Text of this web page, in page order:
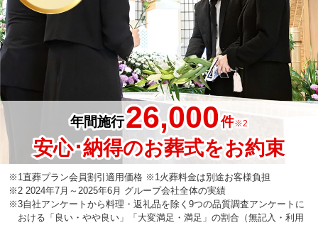
年間施行26,000件※2
安心･納得のお葬式をお約束
※1直葬プラン会員割引適用価格 ※1火葬料金は別途お客様負担
※2 2024年7月～2025年6月 グループ会社全体の実績
※3自社アンケートから料理・返礼品を除く9つの品質調査アンケートに
おける「良い・やや良い」「大変満足・満足」の割合（無記入・利用